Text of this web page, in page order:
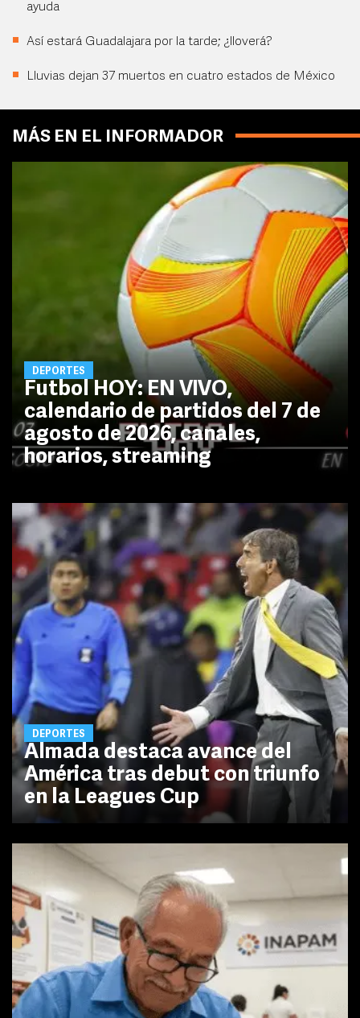
ayuda
Así estará Guadalajara por la tarde; ¿lloverá?
Lluvias dejan 37 muertos en cuatro estados de México
MÁS EN EL INFORMADOR
DEPORTES
Futbol HOY: EN VIVO,
calendario de partidos del 7 de
agosto de 2026, canales,
horarios, streaming
DEPORTES
Almada destaca avance del
América tras debut con triunfo
en la Leagues Cup